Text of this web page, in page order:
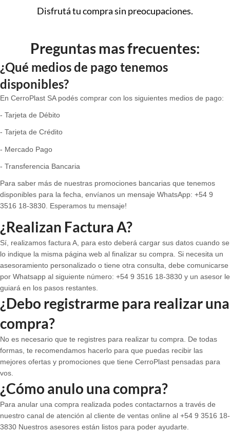
Disfrutá tu compra sin preocupaciones.
Preguntas mas frecuentes:
¿Qué medios de pago tenemos
disponibles?
En CerroPlast SA podés comprar con los siguientes medios de pago:
- Tarjeta de Débito
- Tarjeta de Crédito
- Mercado Pago
- Transferencia Bancaria
Para saber más de nuestras promociones bancarias que tenemos
disponibles para la fecha, envíanos un mensaje WhatsApp: +54 9
3516 18-3830. Esperamos tu mensaje!
¿Realizan Factura A?
Sí, realizamos factura A, para esto deberá cargar sus datos cuando se
lo indique la misma página web al finalizar su compra. Si necesita un
asesoramiento personalizado o tiene otra consulta, debe comunicarse
por Whatsapp al siguiente número: +54 9 3516 18-3830 y un asesor le
guiará en los pasos restantes.
¿Debo registrarme para realizar una
compra?
No es necesario que te registres para realizar tu compra. De todas
formas, te recomendamos hacerlo para que puedas recibir las
mejores ofertas y promociones que tiene CerroPlast pensadas para
vos.
¿Cómo anulo una compra?
Para anular una compra realizada podes contactarnos a través de
nuestro canal de atención al cliente de ventas online al +54 9 3516 18-
3830 Nuestros asesores están listos para poder ayudarte.